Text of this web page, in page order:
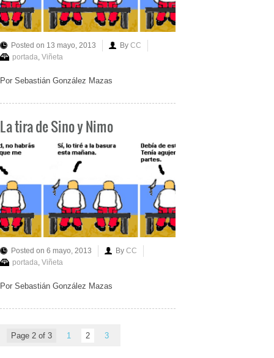
Posted on 13 mayo, 2013 By CC
portada Viñeta
Por Sebastián González Mazas
La tira de Sino y Nimo
Posted on 6 mayo, 2013 By CC
portada, Viñeta
Por Sebastián González Mazas
Page 2 of 3 1 2 3